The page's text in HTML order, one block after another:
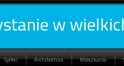
w
Spółki Architektura Mieszkania